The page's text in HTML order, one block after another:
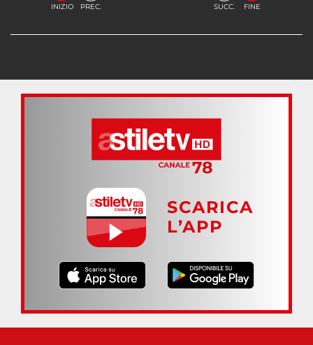
INIZIO PREC. SUCC. FINE
SCARICA
L’APP